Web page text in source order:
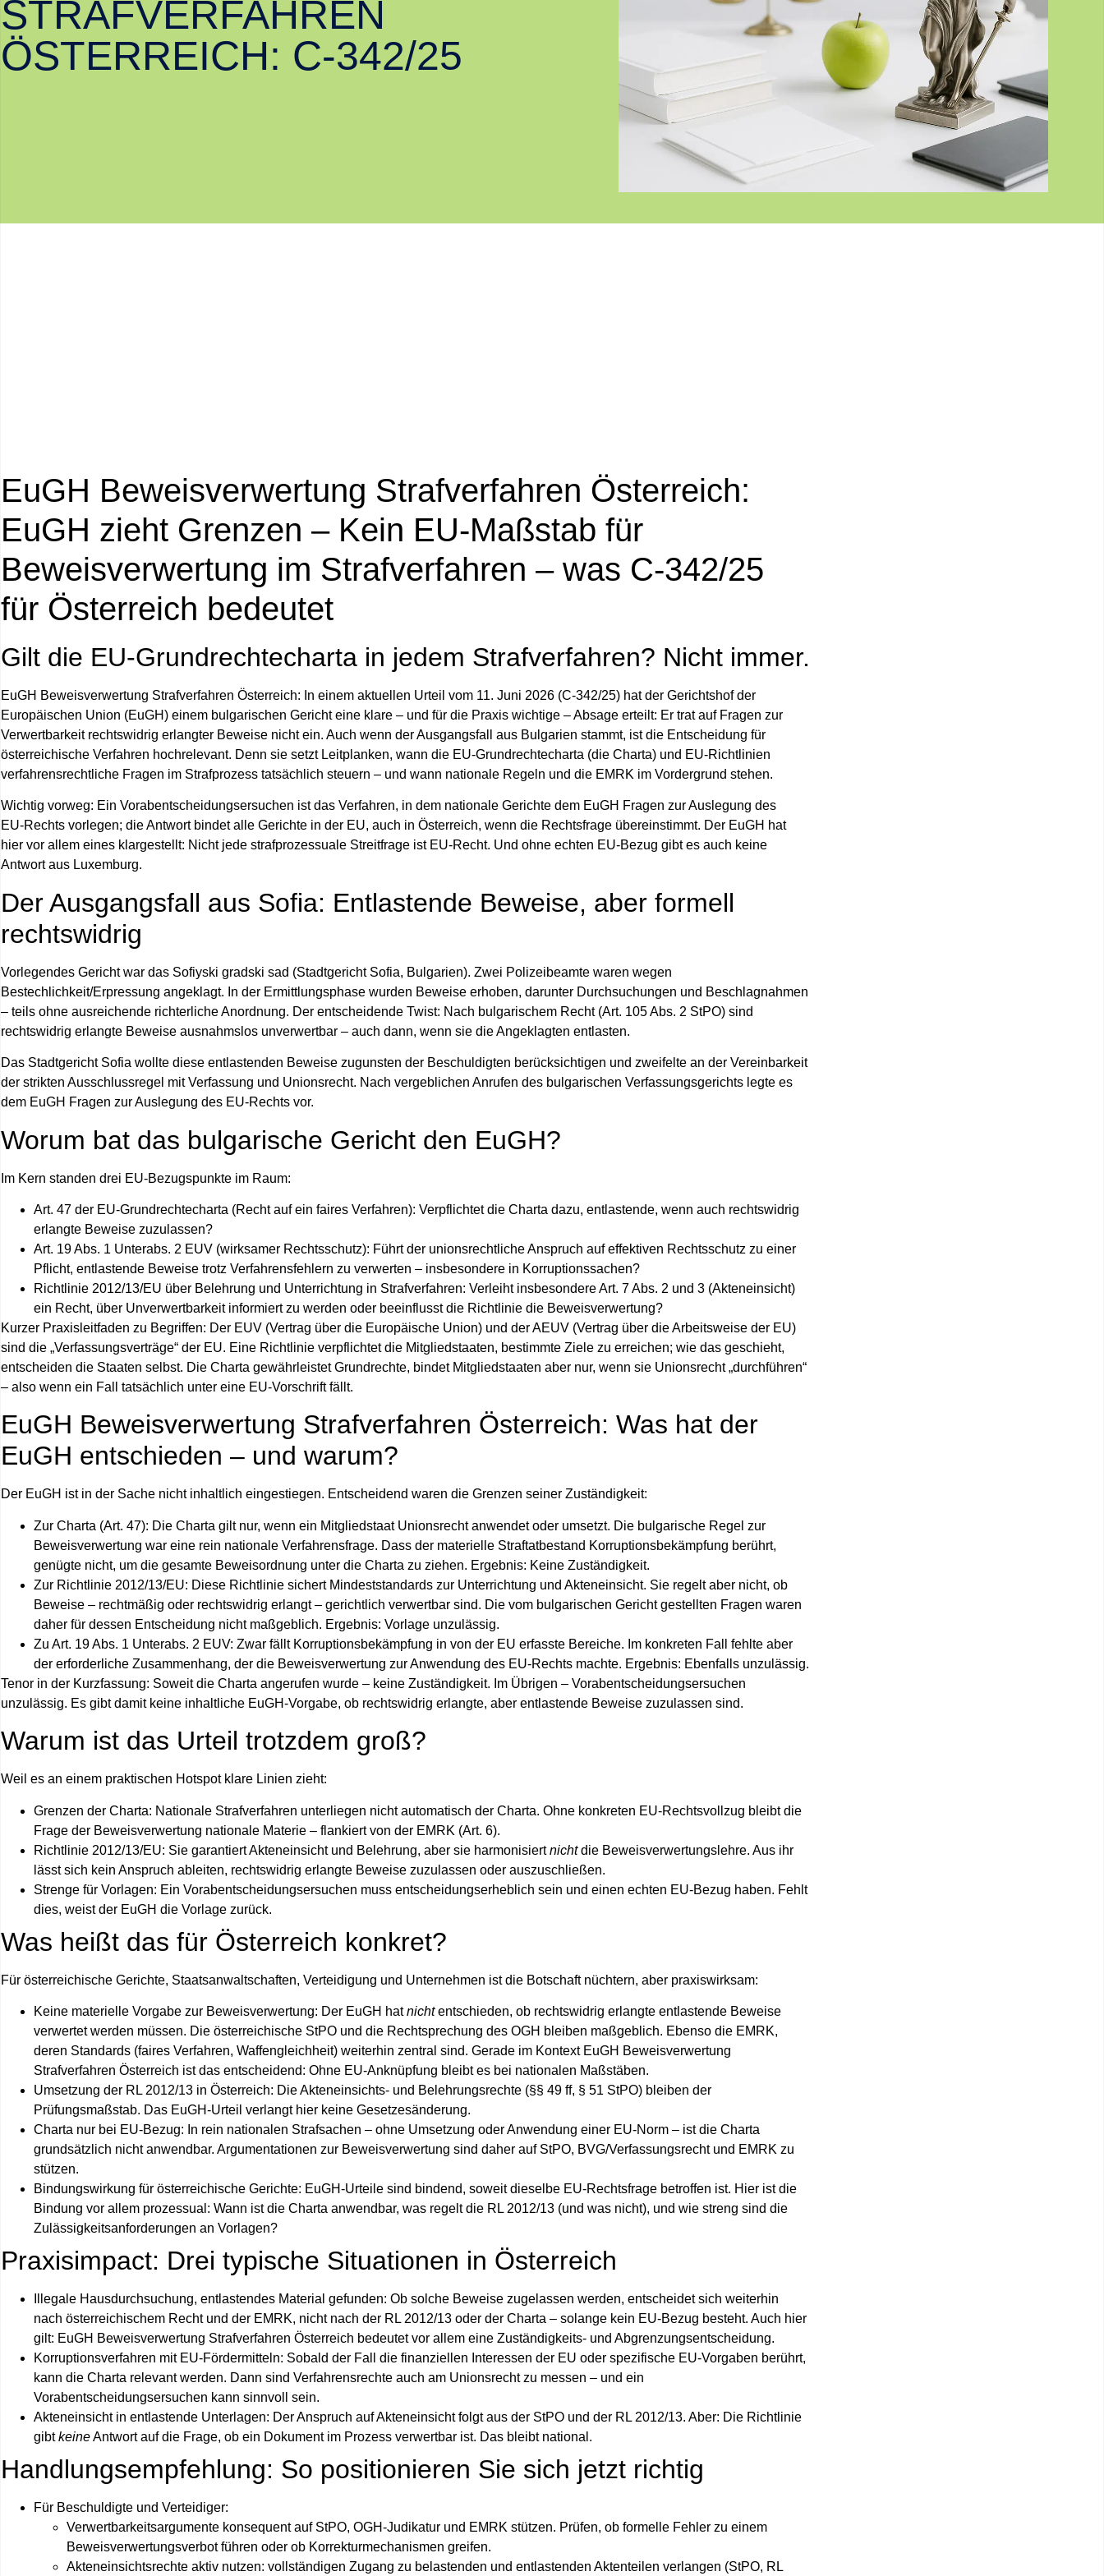
STRAFVERFAHREN
ÖSTERREICH: C‑342/25
EuGH Beweisverwertung Strafverfahren Österreich:
EuGH zieht Grenzen – Kein EU‑Maßstab für
Beweisverwertung im Strafverfahren – was C‑342/25
für Österreich bedeutet
Gilt die EU‑Grundrechtecharta in jedem Strafverfahren? Nicht immer.
EuGH Beweisverwertung Strafverfahren Österreich: In einem aktuellen Urteil vom 11. Juni 2026 (C‑342/25) hat der Gerichtshof der
Europäischen Union (EuGH) einem bulgarischen Gericht eine klare – und für die Praxis wichtige – Absage erteilt: Er trat auf Fragen zur
Verwertbarkeit rechtswidrig erlangter Beweise nicht ein. Auch wenn der Ausgangsfall aus Bulgarien stammt, ist die Entscheidung für
österreichische Verfahren hochrelevant. Denn sie setzt Leitplanken, wann die EU‑Grundrechtecharta (die Charta) und EU‑Richtlinien
verfahrensrechtliche Fragen im Strafprozess tatsächlich steuern – und wann nationale Regeln und die EMRK im Vordergrund stehen.
Wichtig vorweg: Ein Vorabentscheidungsersuchen ist das Verfahren, in dem nationale Gerichte dem EuGH Fragen zur Auslegung des
EU‑Rechts vorlegen; die Antwort bindet alle Gerichte in der EU, auch in Österreich, wenn die Rechtsfrage übereinstimmt. Der EuGH hat
hier vor allem eines klargestellt: Nicht jede strafprozessuale Streitfrage ist EU‑Recht. Und ohne echten EU‑Bezug gibt es auch keine
Antwort aus Luxemburg.
Der Ausgangsfall aus Sofia: Entlastende Beweise, aber formell
rechtswidrig
Vorlegendes Gericht war das Sofiyski gradski sad (Stadtgericht Sofia, Bulgarien). Zwei Polizeibeamte waren wegen
Bestechlichkeit/Erpressung angeklagt. In der Ermittlungsphase wurden Beweise erhoben, darunter Durchsuchungen und Beschlagnahmen
– teils ohne ausreichende richterliche Anordnung. Der entscheidende Twist: Nach bulgarischem Recht (Art. 105 Abs. 2 StPO) sind
rechtswidrig erlangte Beweise ausnahmslos unverwertbar – auch dann, wenn sie die Angeklagten entlasten.
Das Stadtgericht Sofia wollte diese entlastenden Beweise zugunsten der Beschuldigten berücksichtigen und zweifelte an der Vereinbarkeit
der strikten Ausschlussregel mit Verfassung und Unionsrecht. Nach vergeblichen Anrufen des bulgarischen Verfassungsgerichts legte es
dem EuGH Fragen zur Auslegung des EU‑Rechts vor.
Worum bat das bulgarische Gericht den EuGH?
Im Kern standen drei EU‑Bezugspunkte im Raum:
Art. 47 der EU‑Grundrechtecharta (Recht auf ein faires Verfahren): Verpflichtet die Charta dazu, entlastende, wenn auch rechtswidrig
erlangte Beweise zuzulassen?
Art. 19 Abs. 1 Unterabs. 2 EUV (wirksamer Rechtsschutz): Führt der unionsrechtliche Anspruch auf effektiven Rechtsschutz zu einer
Pflicht, entlastende Beweise trotz Verfahrensfehlern zu verwerten – insbesondere in Korruptionssachen?
Richtlinie 2012/13/EU über Belehrung und Unterrichtung in Strafverfahren: Verleiht insbesondere Art. 7 Abs. 2 und 3 (Akteneinsicht)
ein Recht, über Unverwertbarkeit informiert zu werden oder beeinflusst die Richtlinie die Beweisverwertung?
Kurzer Praxisleitfaden zu Begriffen: Der EUV (Vertrag über die Europäische Union) und der AEUV (Vertrag über die Arbeitsweise der EU)
sind die „Verfassungsverträge“ der EU. Eine Richtlinie verpflichtet die Mitgliedstaaten, bestimmte Ziele zu erreichen; wie das geschieht,
entscheiden die Staaten selbst. Die Charta gewährleistet Grundrechte, bindet Mitgliedstaaten aber nur, wenn sie Unionsrecht „durchführen“
– also wenn ein Fall tatsächlich unter eine EU‑Vorschrift fällt.
EuGH Beweisverwertung Strafverfahren Österreich: Was hat der
EuGH entschieden – und warum?
Der EuGH ist in der Sache nicht inhaltlich eingestiegen. Entscheidend waren die Grenzen seiner Zuständigkeit:
Zur Charta (Art. 47): Die Charta gilt nur, wenn ein Mitgliedstaat Unionsrecht anwendet oder umsetzt. Die bulgarische Regel zur
Beweisverwertung war eine rein nationale Verfahrensfrage. Dass der materielle Straftatbestand Korruptionsbekämpfung berührt,
genügte nicht, um die gesamte Beweisordnung unter die Charta zu ziehen. Ergebnis: Keine Zuständigkeit.
Zur Richtlinie 2012/13/EU: Diese Richtlinie sichert Mindeststandards zur Unterrichtung und Akteneinsicht. Sie regelt aber nicht, ob
Beweise – rechtmäßig oder rechtswidrig erlangt – gerichtlich verwertbar sind. Die vom bulgarischen Gericht gestellten Fragen waren
daher für dessen Entscheidung nicht maßgeblich. Ergebnis: Vorlage unzulässig.
Zu Art. 19 Abs. 1 Unterabs. 2 EUV: Zwar fällt Korruptionsbekämpfung in von der EU erfasste Bereiche. Im konkreten Fall fehlte aber
der erforderliche Zusammenhang, der die Beweisverwertung zur Anwendung des EU‑Rechts machte. Ergebnis: Ebenfalls unzulässig.
Tenor in der Kurzfassung: Soweit die Charta angerufen wurde – keine Zuständigkeit. Im Übrigen – Vorabentscheidungsersuchen
unzulässig. Es gibt damit keine inhaltliche EuGH‑Vorgabe, ob rechtswidrig erlangte, aber entlastende Beweise zuzulassen sind.
Warum ist das Urteil trotzdem groß?
Weil es an einem praktischen Hotspot klare Linien zieht:
Grenzen der Charta: Nationale Strafverfahren unterliegen nicht automatisch der Charta. Ohne konkreten EU‑Rechtsvollzug bleibt die
Frage der Beweisverwertung nationale Materie – flankiert von der EMRK (Art. 6).
Richtlinie 2012/13/EU: Sie garantiert Akteneinsicht und Belehrung, aber sie harmonisiertnichtdie Beweisverwertungslehre. Aus ihr
lässt sich kein Anspruch ableiten, rechtswidrig erlangte Beweise zuzulassen oder auszuschließen.
Strenge für Vorlagen: Ein Vorabentscheidungsersuchen muss entscheidungserheblich sein und einen echten EU‑Bezug haben. Fehlt
dies, weist der EuGH die Vorlage zurück.
Was heißt das für Österreich konkret?
Für österreichische Gerichte, Staatsanwaltschaften, Verteidigung und Unternehmen ist die Botschaft nüchtern, aber praxiswirksam:
Keine materielle Vorgabe zur Beweisverwertung: Der EuGH hatnichtentschieden, ob rechtswidrig erlangte entlastende Beweise
verwertet werden müssen. Die österreichische StPO und die Rechtsprechung des OGH bleiben maßgeblich. Ebenso die EMRK,
deren Standards (faires Verfahren, Waffengleichheit) weiterhin zentral sind. Gerade im Kontext EuGH Beweisverwertung
Strafverfahren Österreich ist das entscheidend: Ohne EU‑Anknüpfung bleibt es bei nationalen Maßstäben.
Umsetzung der RL 2012/13 in Österreich: Die Akteneinsichts- und Belehrungsrechte (§§ 49 ff, § 51 StPO) bleiben der
Prüfungsmaßstab. Das EuGH‑Urteil verlangt hier keine Gesetzesänderung.
Charta nur bei EU‑Bezug: In rein nationalen Strafsachen – ohne Umsetzung oder Anwendung einer EU‑Norm – ist die Charta
grundsätzlich nicht anwendbar. Argumentationen zur Beweisverwertung sind daher auf StPO, BVG/Verfassungsrecht und EMRK zu
stützen.
Bindungswirkung für österreichische Gerichte: EuGH‑Urteile sind bindend, soweit dieselbe EU‑Rechtsfrage betroffen ist. Hier ist die
Bindung vor allem prozessual: Wann ist die Charta anwendbar, was regelt die RL 2012/13 (und was nicht), und wie streng sind die
Zulässigkeitsanforderungen an Vorlagen?
Praxisimpact: Drei typische Situationen in Österreich
Illegale Hausdurchsuchung, entlastendes Material gefunden: Ob solche Beweise zugelassen werden, entscheidet sich weiterhin
nach österreichischem Recht und der EMRK, nicht nach der RL 2012/13 oder der Charta – solange kein EU‑Bezug besteht. Auch hier
gilt: EuGH Beweisverwertung Strafverfahren Österreich bedeutet vor allem eine Zuständigkeits- und Abgrenzungsentscheidung.
Korruptionsverfahren mit EU‑Fördermitteln: Sobald der Fall die finanziellen Interessen der EU oder spezifische EU‑Vorgaben berührt,
kann die Charta relevant werden. Dann sind Verfahrensrechte auch am Unionsrecht zu messen – und ein
Vorabentscheidungsersuchen kann sinnvoll sein.
Akteneinsicht in entlastende Unterlagen: Der Anspruch auf Akteneinsicht folgt aus der StPO und der RL 2012/13. Aber: Die Richtlinie
gibtkeineAntwort auf die Frage, ob ein Dokument im Prozess verwertbar ist. Das bleibt national.
Handlungsempfehlung: So positionieren Sie sich jetzt richtig
Für Beschuldigte und Verteidiger:
Verwertbarkeitsargumente konsequent auf StPO, OGH‑Judikatur und EMRK stützen. Prüfen, ob formelle Fehler zu einem
Beweisverwertungsverbot führen oder ob Korrekturmechanismen greifen.
Akteneinsichtsrechte aktiv nutzen: vollständigen Zugang zu belastenden und entlastenden Aktenteilen verlangen (StPO, RL